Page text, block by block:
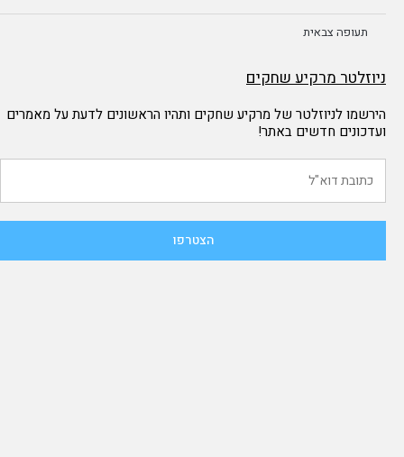
תעופה צבאית
ניוזלטר מרקיע שחקים
הירשמו לניוזלטר של מרקיע שחקים ותהיו הראשונים לדעת על מאמרים
ועדכונים חדשים באתר!